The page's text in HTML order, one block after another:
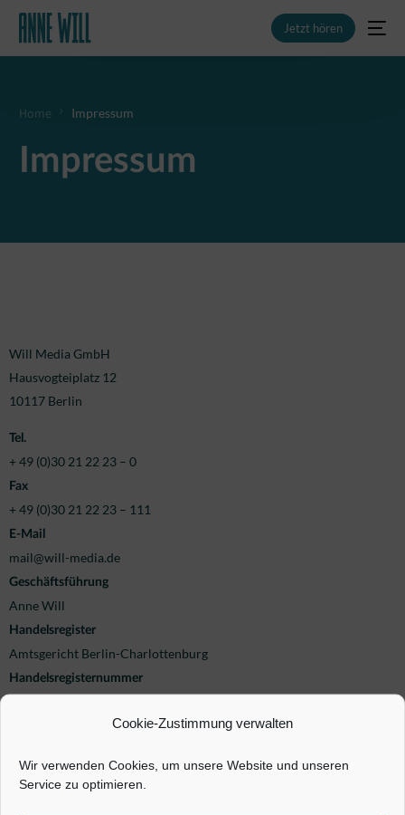
Cookie-Zustimmung verwalten
Wir verwenden Cookies, um unsere Website und unseren
Service zu optimieren.
Jetzt hören
Home Impressum
Impressum
Will Media GmbH
Hausvogteiplatz 12
10117 Berlin
Tel.
+ 49 (0)30 21 22 23 – 0
Fax
+ 49 (0)30 21 22 23 – 111
E-Mail
mail@will-media.de
Geschäftsführung
Anne Will
Handelsregister
Amtsgericht Berlin-Charlottenburg
Handelsregisternummer